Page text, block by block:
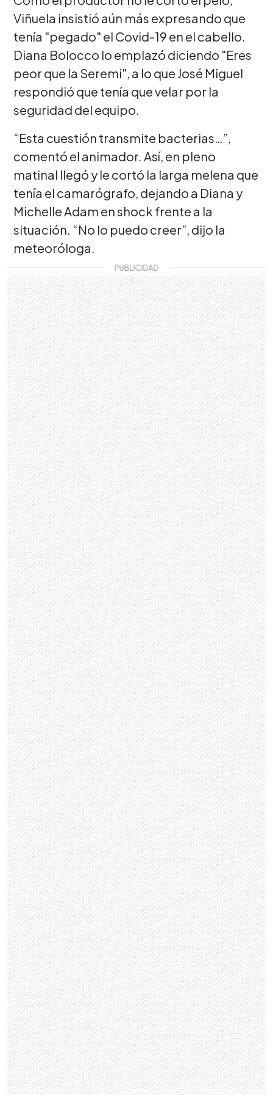
Viñuela insistió aún más expresando que
tenía "pegado" el Covid-19 en el cabello.
Diana Bolocco lo emplazó diciendo "Eres
peor que la Seremi", a lo que José Miguel
respondió que tenía que velar por la
seguridad del equipo.
“Esta cuestión transmite bacterias…”,
comentó el animador. Así, en pleno
matinal llegó y le cortó la larga melena que
tenía el camarógrafo, dejando a Diana y
Michelle Adam en shock frente a la
situación. “No lo puedo creer”, dijo la
meteoróloga.